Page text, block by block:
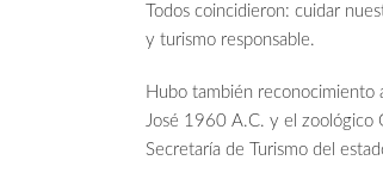
Todos coincidieron: cuidar
y turismo responsable.
Hubo también reconocimiento
José 1960 A.C. y el zoológico
Secretaría de Turismo del